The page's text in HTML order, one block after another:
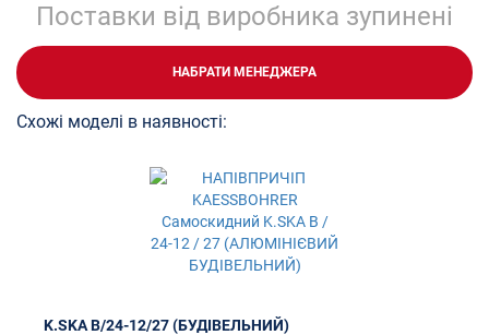
Поставки від виробника зупинені
НАБРАТИ МЕНЕДЖЕРА
Схожі моделі в наявності:
K.SKA B/24-12/27 (БУДІВЕЛЬНИЙ)